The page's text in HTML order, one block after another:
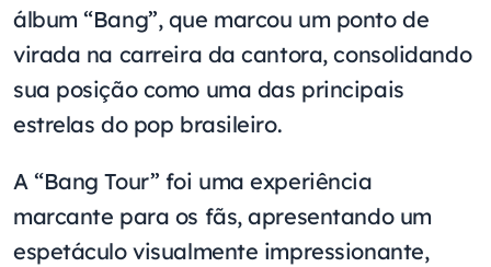
álbum “Bang”, que marcou um ponto de
virada na carreira da cantora, consolidando
sua posição como uma das principais
estrelas do pop brasileiro.
A “Bang Tour” foi uma experiência
marcante para os fãs, apresentando um
espetáculo visualmente impressionante,